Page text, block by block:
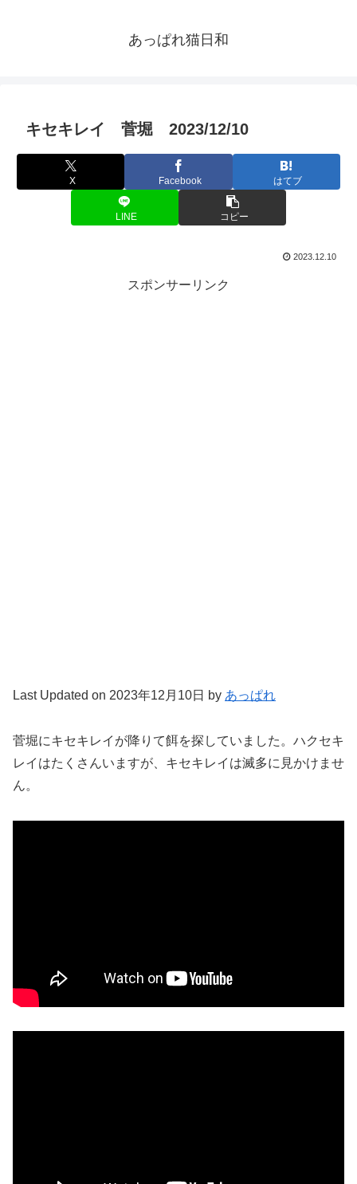
あっぱれ猫日和
キセキレイ 菅堀 2023/12/10
X Facebook はてブ
LINE コピー
2023.12.10
スポンサーリンク
Last Updated on 2023年12月10日 by あっぱれ
菅堀にキセキレイが降りて餌を探していました。ハクセキ
レイはたくさんいますが、キセキレイは滅多に見かけませ
ん。